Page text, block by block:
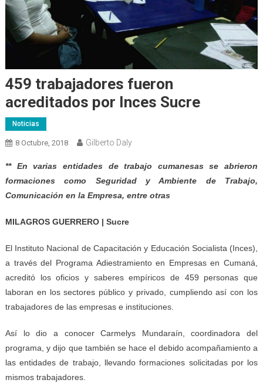
459 trabajadores fueron
acreditados por Inces Sucre
Noticias
8 Octubre, 2018 Gilberto Daly
** En varias entidades de trabajo cumanesas se abrieron
formaciones como Seguridad y Ambiente de Trabajo,
Comunicación en la Empresa, entre otras
MILAGROS GUERRERO | Sucre
El Instituto Nacional de Capacitación y Educación Socialista (Inces),
a través del Programa Adiestramiento en Empresas en Cumaná,
acreditó los oficios y saberes empíricos de 459 personas que
laboran en los sectores público y privado, cumpliendo así con los
trabajadores de las empresas e instituciones.
Así lo dio a conocer Carmelys Mundaraín, coordinadora del
programa, y dijo que también se hace el debido acompañamiento a
las entidades de trabajo, llevando formaciones solicitadas por los
mismos trabajadores.